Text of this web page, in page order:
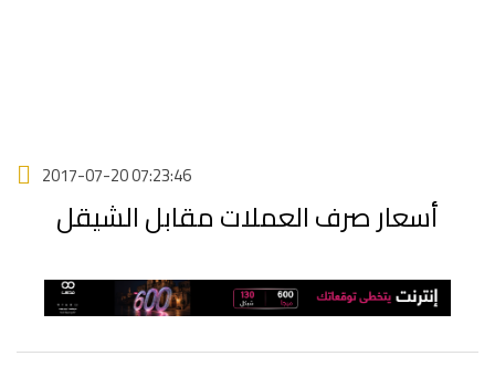
2017-07-20 07:23:46
أسعار صرف العملات مقابل الشيقل